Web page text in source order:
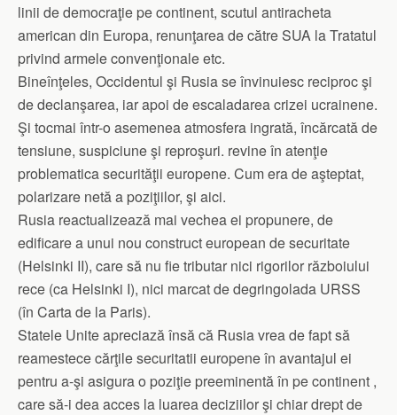
linii de democraţie pe continent, scutul antiracheta
american din Europa, renunţarea de către SUA la Tratatul
privind armele convenţionale etc.
Bineînţeles, Occidentul şi Rusia se învinuiesc reciproc şi
de declanşarea, iar apoi de escaladarea crizei ucrainene.
Şi tocmai într-o asemenea atmosfera ingrată, încărcată de
tensiune, suspiciune şi reproşuri. revine în atenţie
problematica securităţii europene. Cum era de aşteptat,
polarizare netă a poziţiilor, şi aici.
Rusia reactualizează mai vechea ei propunere, de
edificare a unui nou construct european de securitate
(Helsinki II), care să nu fie tributar nici rigorilor războiului
rece (ca Helsinki I), nici marcat de degringolada URSS
(în Carta de la Paris).
Statele Unite apreciază însă că Rusia vrea de fapt să
reamestece cărţile securitatii europene în avantajul ei
pentru a-şi asigura o poziţie preeminentă în pe continent ,
care să-i dea acces la luarea deciziilor şi chiar drept de